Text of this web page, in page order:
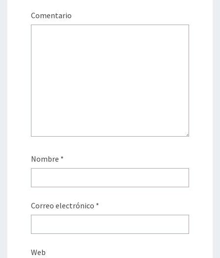
Comentario
Nombre *
Correo electrónico *
Web